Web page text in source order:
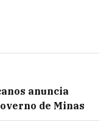
anuncia
de Minas